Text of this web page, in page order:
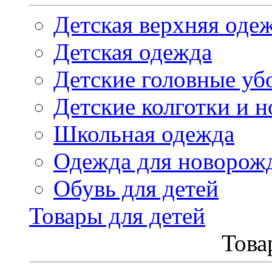
Детская верхняя
Детская одежда
Детские головные
Детские колготки и
Школьная одежда
Одежда для
Обувь для детей
Товары для детей